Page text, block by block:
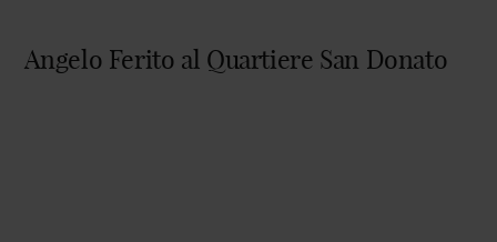
Angelo Ferito al Quartiere San Donato